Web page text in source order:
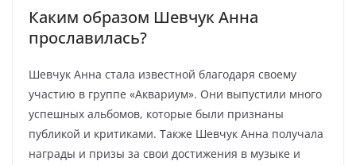
Каким образом Шевчук Анна
прославилась?
Шевчук Анна стала известной благодаря своему
участию в группе «Аквариум». Они выпустили много
успешных альбомов, которые были признаны
публикой и критиками. Также Шевчук Анна получала
награды и призы за свои достижения в музыке и